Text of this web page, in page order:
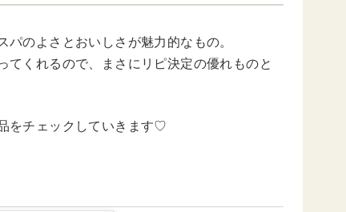
のよさとおいしさが魅力的なもの。
くれるので、まさにリピ決定の優れものと
をチェックしていきます♡